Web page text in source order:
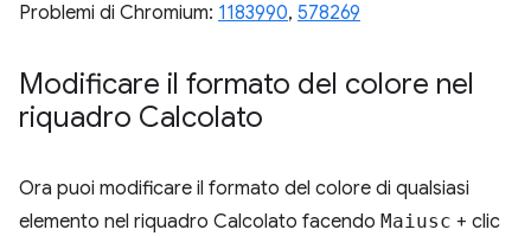
Problemi di Chromium: 1183990, ​​ 578269
Modificare il formato del colore nel
riquadro Calcolato
Ora puoi modificare il formato del colore di qualsiasi
elemento nel riquadro Calcolato facendo Maiusc + clic